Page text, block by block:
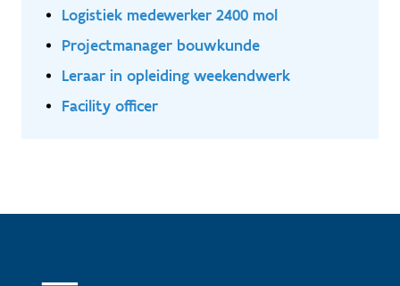
Logistiek medewerker 2400 mol
Projectmanager bouwkunde
Leraar in opleiding weekendwerk
Facility officer